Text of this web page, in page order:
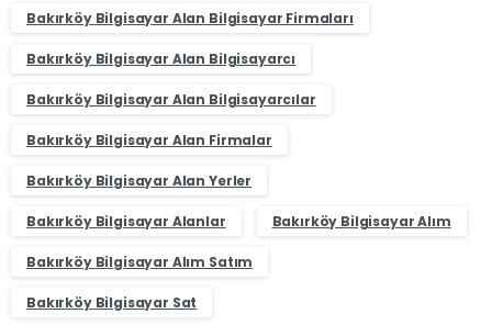
Bakırköy Bilgisayar Alan Bilgisayar Firmaları
Bakırköy Bilgisayar Alan Bilgisayarcı
Bakırköy Bilgisayar Alan Bilgisayarcılar
Bakırköy Bilgisayar Alan Firmalar
Bakırköy Bilgisayar Alan Yerler
Bakırköy Bilgisayar Alanlar Bakırköy Bilgisayar Alım
Bakırköy Bilgisayar Alım Satım
Bakırköy Bilgisayar Sat